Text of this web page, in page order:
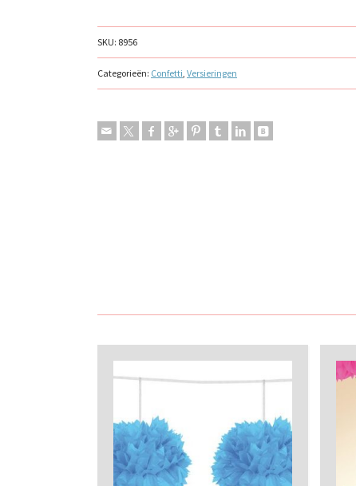
SKU: 8956
Categorieën: Confetti Versieringen